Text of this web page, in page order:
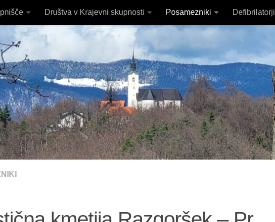
Društva v Krajevni skupnosti Posamezniki Defibrilatorji